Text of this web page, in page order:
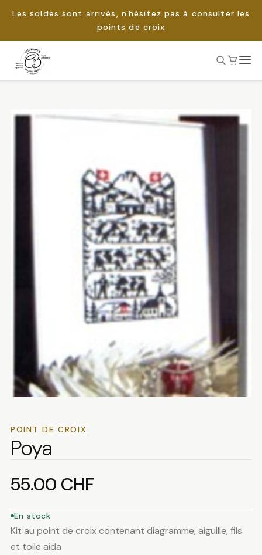
Les soldes sont arrivés, n'hésitez pas à consulter les
points de croix
Passer
POINT DE CROIX
Poya
55.00 CHF
En stock
Kit au point de croix contenant diagramme, aiguille, fils
et toile aida